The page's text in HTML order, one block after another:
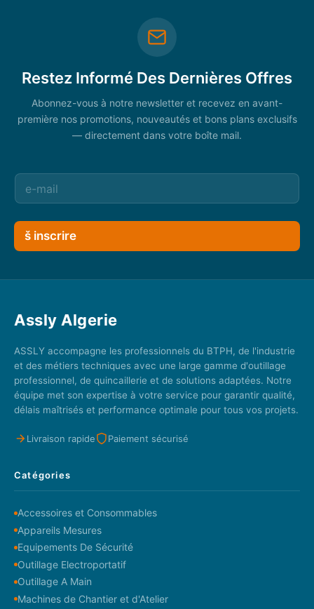
Restez Informé Des Dernières Offres
Abonnez-vous à notre newsletter et recevez en avant-
première nos promotions, nouveautés et bons plans exclusifs
— directement dans votre boîte mail.
š inscrire
Assly Algerie
ASSLY accompagne les professionnels du BTPH, de l'industrie
et des métiers techniques avec une large gamme d'outillage
professionnel, de quincaillerie et de solutions adaptées. Notre
équipe met son expertise à votre service pour garantir qualité,
délais maîtrisés et performance optimale pour tous vos projets.
Livraison rapide Paiement sécurisé
Catégories
Accessoires et Consommables
Appareils Mesures
Equipements De Sécurité
Outillage Electroportatif
Outillage A Main
Machines de Chantier et d'Atelier